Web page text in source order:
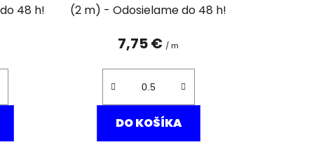
(2 m)
7,75 € / m
DO KOŠÍKA